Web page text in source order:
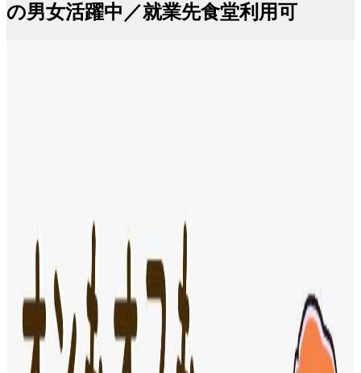
の男女活躍中／就業先食堂利用可